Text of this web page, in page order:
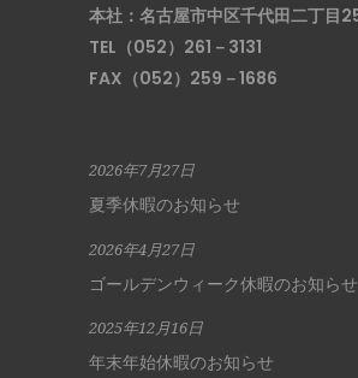
本社：名古屋市中区千代田二丁目
TEL（052）261－3131
FAX（052）259－1686
2026年7月27日
夏季休暇のお知らせ
2026年4月27日
ゴールデンウィーク休暇のお知らせ
2025年12月16日
年末年始休暇のお知らせ